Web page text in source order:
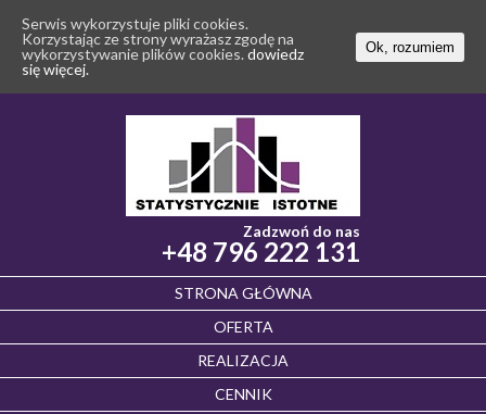
Zadzwoń do nas
+48 796 222 131
STRONA GŁÓWNA
OFERTA
REALIZACJA
CENNIK
Serwis wykorzystuje pliki cookies.
Korzystając ze strony wyrażasz zgodę na
wykorzystywanie plików cookies. dowiedz
się więcej.
Ok, rozumiem